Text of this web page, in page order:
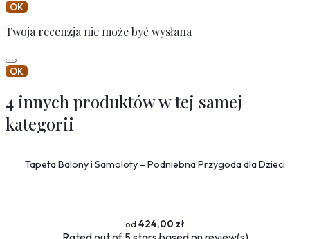
OK
Twoja recenzja nie może być wysłana
OK
4 innych produktów w tej samej
kategorii
Tapeta Balony i Samoloty – Podniebna Przygoda dla Dzieci
424,00 zł